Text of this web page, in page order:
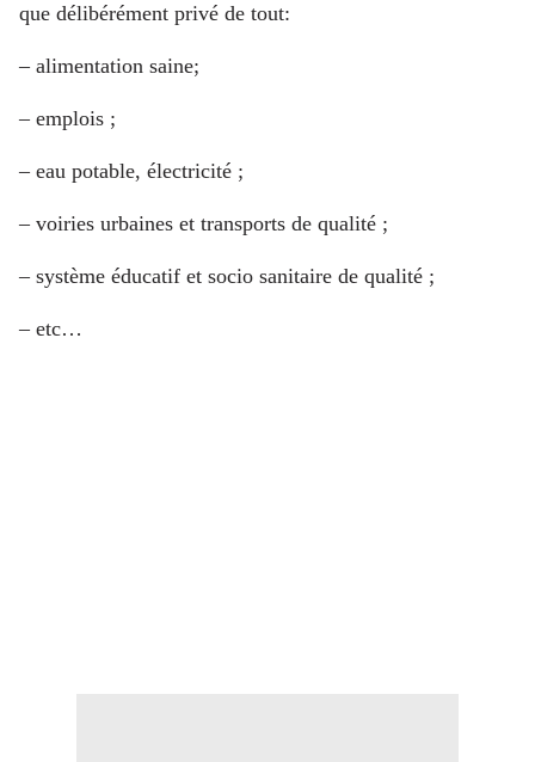
que délibérément privé de tout:
– alimentation saine;
– emplois ;
– eau potable, électricité ;
– voiries urbaines et transports de qualité ;
– système éducatif et socio sanitaire de qualité ;
– etc…